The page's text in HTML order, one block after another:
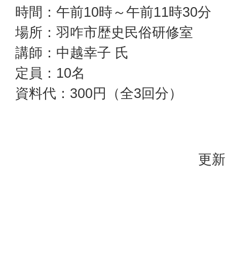
時間：午前10時～午前11時30分
場所：羽咋市歴史民俗研修室
講師：中越幸子 氏
定員：10名
資料代：300円（全3回分）
更